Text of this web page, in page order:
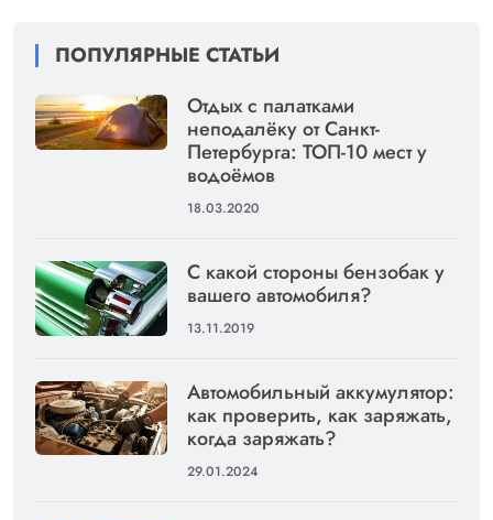
ПОПУЛЯРНЫЕ СТАТЬИ
Отдых с палатками
неподалёку от Санкт-
Петербурга: ТОП-10 мест у
водоёмов
18.03.2020
С какой стороны бензобак у
вашего автомобиля?
13.11.2019
Автомобильный аккумулятор:
как проверить, как заряжать,
когда заряжать?
29.01.2024